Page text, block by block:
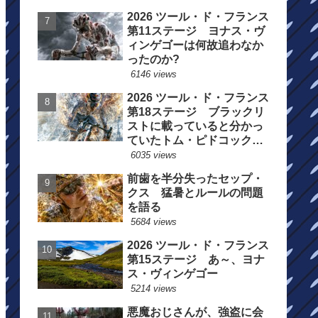
2026 ツール・ド・フランス
第11ステージ ヨナス・ヴ
ィンゲゴーは何故追わなか
ったのか?
6146 views
2026 ツール・ド・フランス
第18ステージ ブラックリ
ストに載っていると分かっ
ていたトム・ピドコックは
総合順位死守に
6035 views
前歯を半分失ったセップ・
クス 猛暑とルールの問題
を語る
5684 views
2026 ツール・ド・フランス
第15ステージ あ～、ヨナ
ス・ヴィンゲゴー
5214 views
悪魔おじさんが、強盗に会